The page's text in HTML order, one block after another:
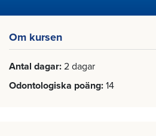
Om kursen
Antal dagar 2 dagar
Odontologiska poäng 14